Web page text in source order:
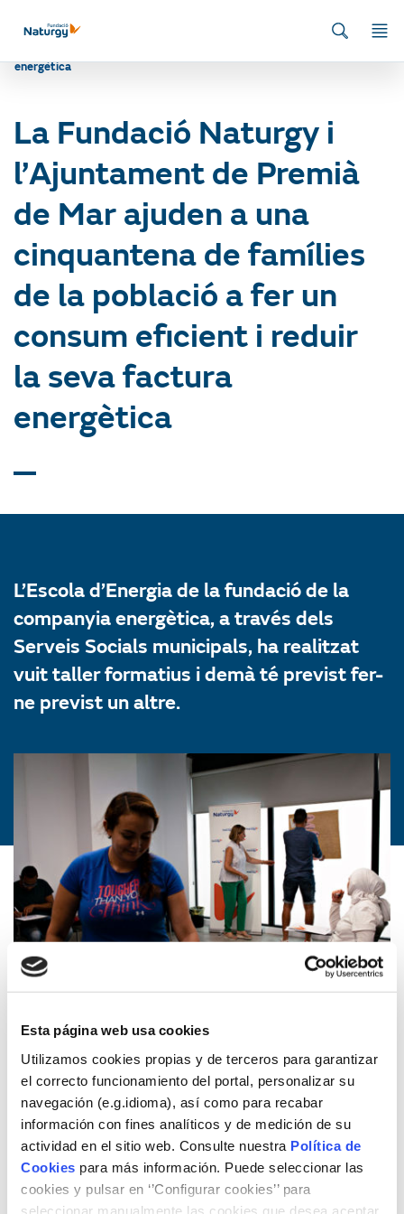
Esta página web usa cookies
Utilizamos cookies propias y de terceros para garantizar
el correcto funcionamiento del portal, personalizar su
navegación (e.g.idioma), así como para recabar
información con fines analíticos y de medición de su
actividad en el sitio web. Consulte nuestra Política de
Cookies para más información. Puede seleccionar las
cookies y pulsar en ‘’Configurar cookies’’ para
seleccionar manualmente las cookies que desea aceptar
i l’Ajuntament de Premià de Mar ajuden a una cinquantena de famílies
energètica
La Fundació Naturgy i
l’Ajuntament de Premià
de Mar ajuden a una
cinquantena de famílies
de la població a fer un
consum eficient i reduir
la seva factura
energètica
L’Escola d’Energia de la fundació de la
companyia energètica, a través dels
Serveis Socials municipals, ha realitzat
vuit taller formatius i demà té previst fer-
ne previst un altre.
18/07/2019
Una cinquantena de famílies de Premià de Mar han
assistit, des del mes de novembre passat, a alguna de les
sessions de formació de l’Escola d’Energia de la Fundació
Naturgy. Els tallers, organitzats de la mà de l’Ajuntament
del municipi, han permès oferir pautes per realitzar un